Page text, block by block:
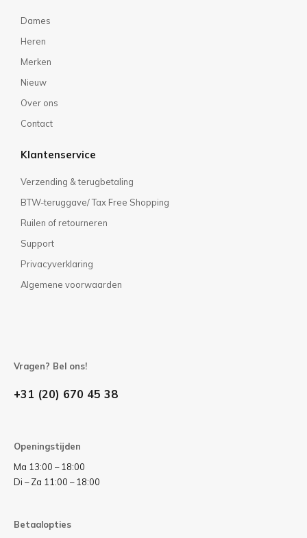
Dames
Heren
Merken
Nieuw
Over ons
Contact
Klantenservice
Verzending & terugbetaling
BTW-teruggave/ Tax Free Shopping
Ruilen of retourneren
Support
Privacyverklaring
Algemene voorwaarden
Vragen? Bel ons!
+31 (20) 670 45 38
Openingstijden
Ma 13:00 – 18:00
Di – Za 11:00 – 18:00
Betaalopties